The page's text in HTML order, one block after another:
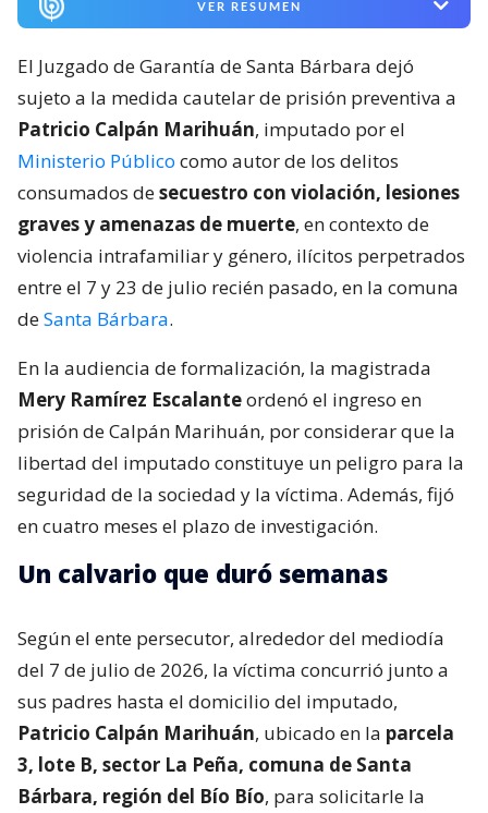
VER RESUMEN
El Juzgado de Garantía de Santa Bárbara dejó
sujeto a la medida cautelar de prisión preventiva a
Patricio Calpán Marihuán, imputado por el
Ministerio Público como autor de los delitos
consumados desecuestro con violación, lesiones
graves y amenazas de muerte, en contexto de
violencia intrafamiliar y género, ilícitos perpetrados
entre el 7 y 23 de julio recién pasado, en la comuna
deSanta Bárbara.
En la audiencia de formalización, la magistrada
Mery Ramírez Escalanteordenó el ingreso en
prisión de Calpán Marihuán, por considerar que la
libertad del imputado constituye un peligro para la
seguridad de la sociedad y la víctima. Además, fijó
en cuatro meses el plazo de investigación.
Un calvario que duró semanas
Según el ente persecutor, alrededor del mediodía
del 7 de julio de 2026, la víctima concurrió junto a
sus padres hasta el domicilio del imputado,
Patricio Calpán Marihuán, ubicado en la parcela
3, lote B, sector La Peña, comuna de Santa
Bárbara, región del Bío Bío, para solicitarle la